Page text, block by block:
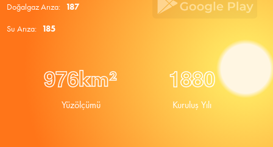
Doğalgaz Arıza: 187
Su Arıza: 185
976km²
Yüzölçümü
1880
Kuruluş Yılı